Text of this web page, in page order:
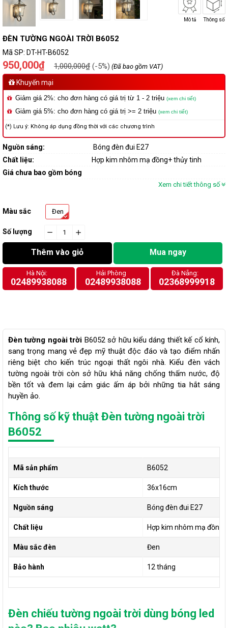
Mô tả Thông số
ĐÈN TƯỜNG NGOÀI TRỜI B6052
Mã SP: DT-HT-B6052
950,000₫ 1,000,000₫ (-5%) (Đã bao gồm VAT)
Khuyến mại
Giảm giá 2%: cho đơn hàng có giá trị từ 1 - 2 triệu (xem chi tiết)
Giảm giá 5%: cho đơn hàng có giá trị >= 2 triệu (xem chi tiết)
(*) Lưu ý: Không áp dụng đồng thời với các chương trình
Nguồn sáng:
Bóng đèn đui E27
Chất liệu:
Hợp kim nhôm mạ đồng+ thủy tinh
Giá chưa bao gồm bóng
Xem chi tiết thông số
Màu sắc Đen
Số lượng
Thêm vào giỏ Mua ngay
Hà Nội:
02489938088
Hải Phòng
02489938088
Đà Nẵng:
02368999918
Đèn tường ngoài trời B6052 sở hữu kiểu dáng thiết kế cổ kính,
sang trọng mang vẻ đẹp mỹ thuật độc đáo và tạo điểm nhấn
riêng biệt cho kiến trúc ngoại thất ngôi nhà. Kiểu đèn vách
tường ngoài trời còn sở hữu khả năng chống thấm nước, độ
bền tốt và đem lại cảm giác ấm áp bởi những tia hắt sáng
huyền ảo.
Thông số kỹ thuật Đèn tường ngoài trời
B6052
Mã sản phẩm B6052
Kích thước 36x16cm
Nguồn sáng Bóng đèn đui E27
Chất liệu Hợp kim nhôm mạ
Màu sắc đèn Đen
Bảo hành 12 tháng
Đèn chiếu tường ngoài trời dùng bóng led